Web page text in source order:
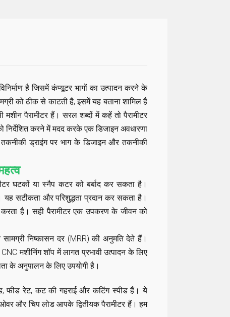
है जिसमें कंप्यूटर भागों का उत्पादन करने के
को ठीक से काटती है, इसमें यह बताना शामिल है
पैरामीटर हैं। सरल शब्दों में कहें तो पैरामीटर
निर्देशित करने में मदद करके एक डिजाइन अवधारणा
ड्राइंग पर भाग के डिजाइन और तकनीकी
घटकों या स्नैप कटर को बर्बाद कर सकता है।
सटीकता और परिशुद्धता प्रदान कर सकता है।
है। सही पैरामीटर एक उपकरण के जीवन को
सामग्री निष्कासन दर (MRR) की अनुमति देते हैं।
मशीनिंग शॉप में लागत प्रभावी उत्पादन के लिए
के अनुपालन के लिए उपयोगी है।
फीड रेट, कट की गहराई और कटिंग स्पीड हैं। ये
और चिप लोड आपके द्वितीयक पैरामीटर हैं। हम